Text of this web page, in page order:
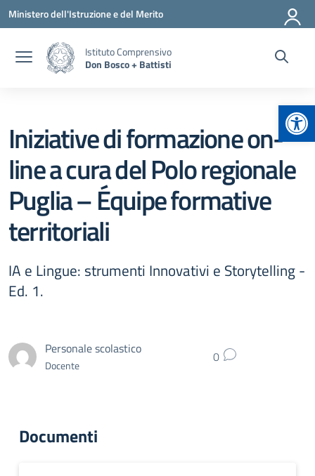
Vai ai contenuti
Vai al menu di navigazione
Vai al footer
Ministero dell'Istruzione e del Merito
Istituto Comprensivo
Don Bosco + Battisti
Iniziative di formazione on-
line a cura del Polo regionale
Puglia – Équipe formative
territoriali
IA e Lingue: strumenti Innovativi e Storytelling -
Ed. 1.
Personale scolastico
Docente 0
Documenti